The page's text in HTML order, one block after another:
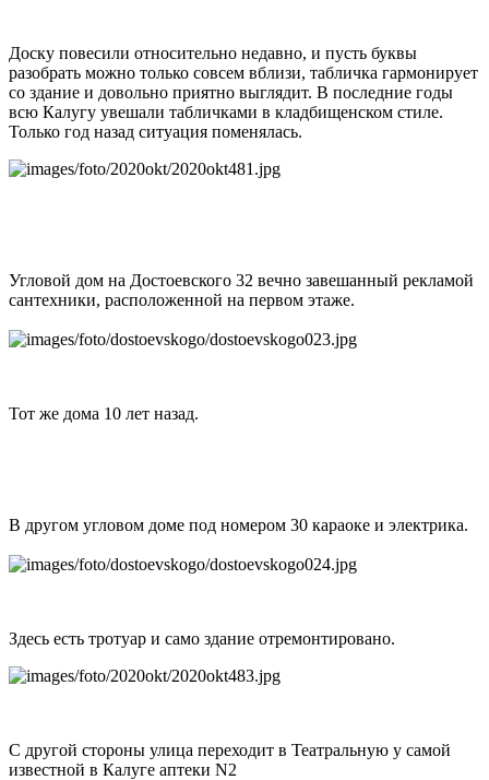
Доску повесили относительно недавно, и пусть буквы
разобрать можно только совсем вблизи, табличка гармонирует
со здание и довольно приятно выглядит. В последние годы
всю Калугу увешали табличками в кладбищенском стиле.
Только год назад ситуация поменялась.
Угловой дом на Достоевского 32 вечно завешанный рекламой
сантехники, расположенной на первом этаже.
Тот же дома 10 лет назад.
В другом угловом доме под номером 30 караоке и электрика.
Здесь есть тротуар и само здание отремонтировано.
С другой стороны улица переходит в Театральную у самой
известной в Калуге аптеки N2